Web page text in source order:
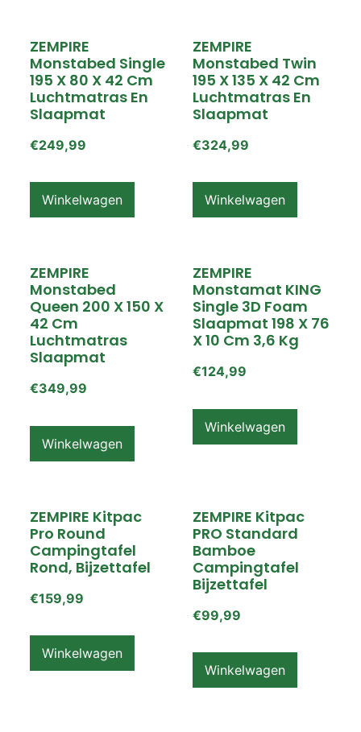
ZEMPIRE
Monstabed Single
195 X 80 X 42 Cm
Luchtmatras En
Slaapmat
€249,99
Winkelwagen
ZEMPIRE
Monstabed Twin
195 X 135 X 42 Cm
Luchtmatras En
Slaapmat
€324,99
Winkelwagen
ZEMPIRE
Monstabed
Queen 200 X 150 X
42 Cm
Luchtmatras
Slaapmat
€349,99
Winkelwagen
ZEMPIRE
Monstamat KING
Single 3D Foam
Slaapmat 198 X 76
X 10 Cm 3,6 Kg
€124,99
Winkelwagen
ZEMPIRE Kitpac
Pro Round
Campingtafel
Rond, Bijzettafel
€159,99
Winkelwagen
ZEMPIRE Kitpac
PRO Standard
Bamboe
Campingtafel
Bijzettafel
€99,99
Winkelwagen